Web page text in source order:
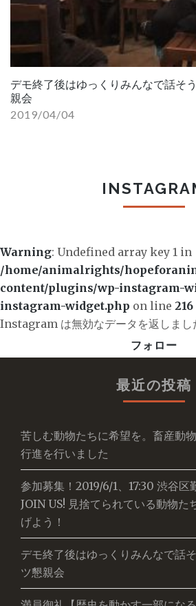
デモ終了後はゆっくりみんなで話そ
親会
2019/04/04
Warning: Undefined array key 1 in
/home/animalrights/
content/plugins/wp-instagram-
instagram-widget.php on line 216
Instagram は無効なデータを返しまし
フォロー
最近の投稿
苦しむ動物たちに希望を。畜産動
行進を行いました
参加募集！2019/6/1、17:30 渋谷区
JOIN US! 見捨てられている動物た
げよう！
デモ終了後はゆっくりみんなで話
ツ懇親会